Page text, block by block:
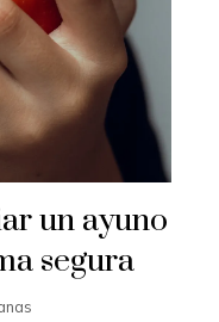
un ayuno
segura